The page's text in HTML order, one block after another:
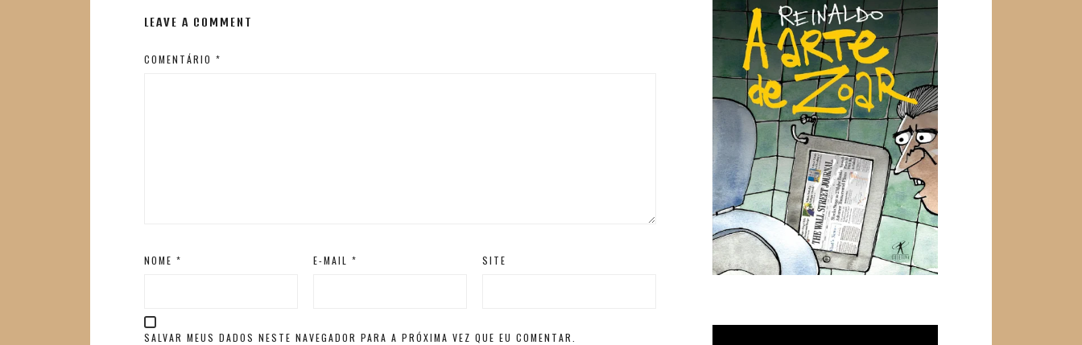
LEAVE A COMMENT
COMENTÁRIO*
NOME* E-MAIL * SITE
SALVAR MEUS DADOS NESTE NAVEGADOR PARA A PRÓXIMA VEZ QUE EU COMENTAR.